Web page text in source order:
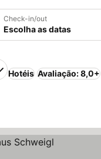
Check-in/out
Escolha as datas
Hotéis Avaliação: 8,0+